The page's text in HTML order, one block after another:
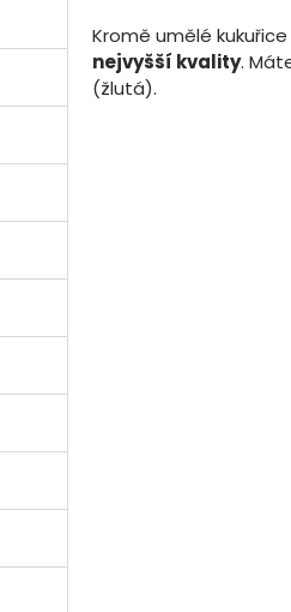
Kromě umělé
nejvyšší kvality.
(žlutá).